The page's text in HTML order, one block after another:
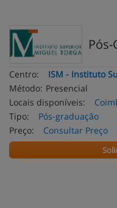
Centro:
ISM - Instituto
Método: Presencial
Locais disponíveis:
Tipo:
Pós-graduação
Preço:
Consultar Preço